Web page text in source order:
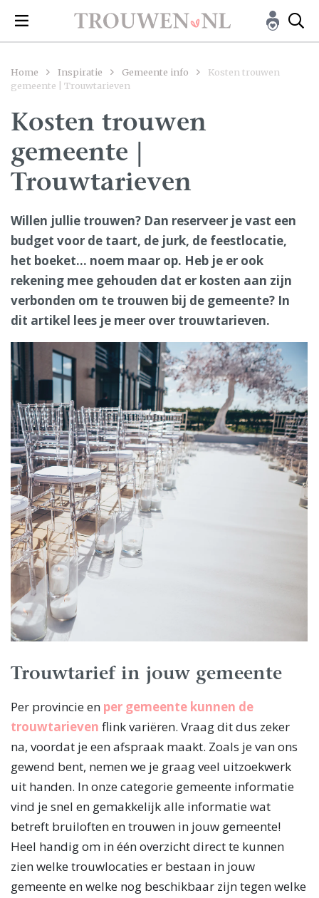
Home Inspiratie Gemeente info
Kosten trouwen
gemeente | Trouwtarieven
Kosten trouwen
gemeente |
Trouwtarieven
Willen jullie trouwen? Dan reserveer je vast een
budget voor de taart, de jurk, de feestlocatie,
het boeket… noem maar op. Heb je er ook
rekening mee gehouden dat er kosten aan zijn
verbonden om te trouwen bij de gemeente? In
dit artikel lees je meer over trouwtarieven.
Trouwtarief in jouw gemeente
Per provincie en per gemeente kunnen de
trouwtarieven flink variëren. Vraag dit dus zeker
na, voordat je een afspraak maakt. Zoals je van ons
gewend bent, nemen we je graag veel uitzoekwerk
uit handen. In onze categorie gemeente informatie
vind je snel en gemakkelijk alle informatie wat
betreft bruiloften en trouwen in jouw gemeente!
Heel handig om in één overzicht direct te kunnen
zien welke trouwlocaties er bestaan in jouw
gemeente en welke nog beschikbaar zijn tegen welke